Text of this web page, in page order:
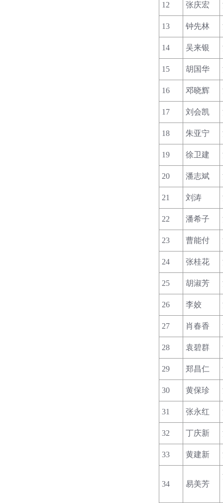
12 张庆宏
13 钟先林
14 吴来银
15 胡国华
16 邓晓辉
17 刘会凯
18 朱亚宁
19 徐卫建
20 潘志斌
21 刘涛
22 潘希子
23 曹能付
24 张桂花
25 胡淑芳
26 李姣
27 肖春香
28 袁碧群
29 郑昌仁
30 黄保珍
31 张永红
32 丁庆新
33 黄建新
34 易美芳